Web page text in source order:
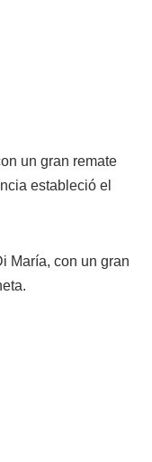
un gran remate
estableció el
María, con un gran